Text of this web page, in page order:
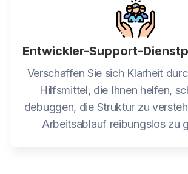
Entwickler-Support-
Verschaffen Sie sich Klarheit
Hilfsmittel, die Ihnen helfen,
debuggen, die Struktur zu
Arbeitsablauf reibungslos zu